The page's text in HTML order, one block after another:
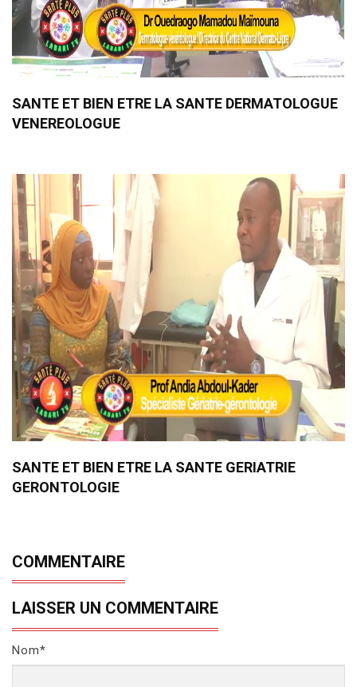
SANTE ET BIEN ETRE LA SANTE DERMATOLOGUE
VENEREOLOGUE
SANTE ET BIEN ETRE LA SANTE GERIATRIE
GERONTOLOGIE
COMMENTAIRE
LAISSER UN COMMENTAIRE
Nom*